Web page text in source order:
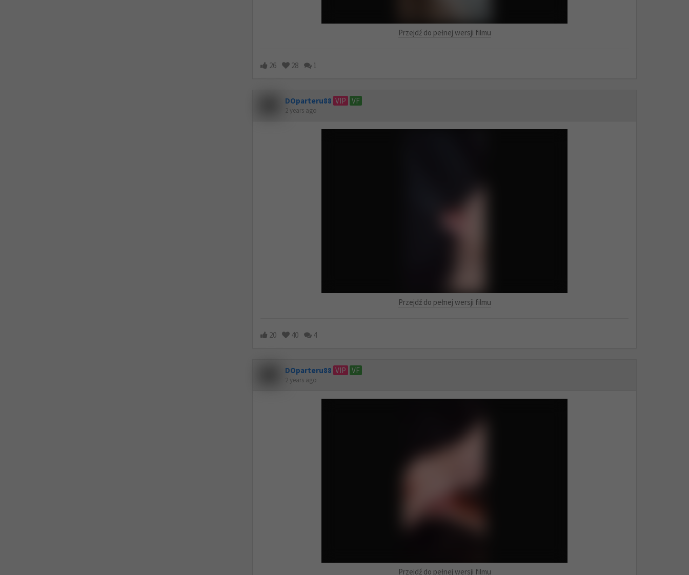
Przejdź do pełnej wersji filmu
26 28 1
DOparteru88 VIP VF
2 years ago
Przejdź do pełnej wersji filmu
20 40 4
DOparteru88 VIP VF
2 years ago
Przejdź do pełnej wersji filmu